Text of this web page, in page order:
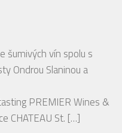
šumivých vín spolu s
Ondrou Slaninou a
PREMIER Wines &
CHATEAU St. […]